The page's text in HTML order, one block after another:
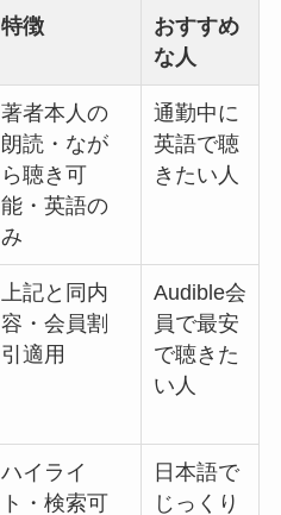
特徴
おすすめ
な人
著者本人の
朗読・なが
ら聴き可
能・英語の
み
通勤中に
英語で聴
きたい人
上記と同内
容・会員割
引適用
Audible会
員で最安
で聴きた
い人
ハイライ
ト・検索可
日本語で
じっくり